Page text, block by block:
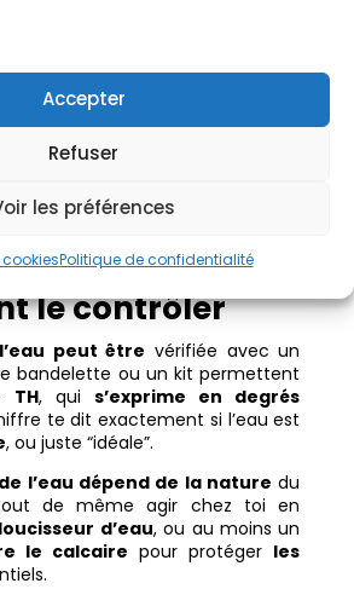
Accepter
Refuser
les préférences
Politique de confidentialité
n’est pas idéale à boire.
compatible avec laqualité de
à
d’installer un by-pass ou un
le calcaire
vous… et
le contrôler
peut être vérifiée avec un
bandelette ou un kit permettent
TH, quis’exprime en degrés
te dit exactement si l’eau est
, ou juste “idéale”.
l’eau dépend de la nature du
de même agir chez toi en
d’eau, ou au moins un
le calcaire pour protéger les